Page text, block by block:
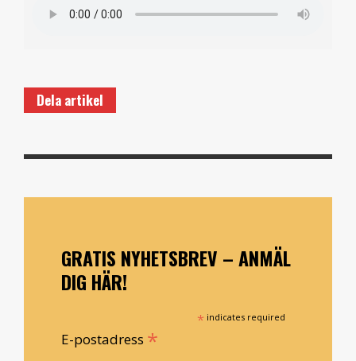
Dela artikel
GRATIS NYHETSBREV – ANMÄL
DIG HÄR!
* indicates required
E-postadress *